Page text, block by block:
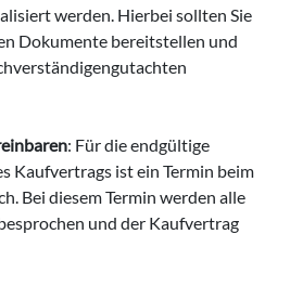
werden. Hierbei sollten Sie
Dokumente bereitstellen und
: Für die endgültige
Kaufvertrags ist ein Termin beim
Bei diesem Termin werden alle
und der Kaufvertrag